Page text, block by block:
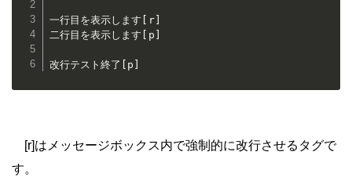
一行目を表示します[r]
二行目を表示します[p]
改行テスト終了[p]
[r]はメッセージボックス内で強制的に改行させるタグで
す。